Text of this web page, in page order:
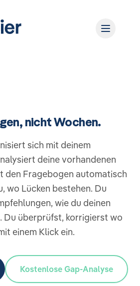
nicht Wochen.
sich mit deinem
deine vorhandenen
den Fragebogen automatisch
wo Lücken bestehen. Du
wie du deinen
Du überprüfst, korrigierst wo
einem Klick ein.
Kostenlose Gap-Analyse